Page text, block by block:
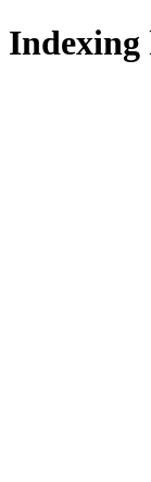
Indexing